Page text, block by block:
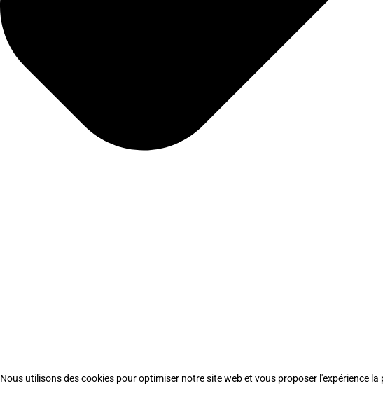
Nous utilisons des cookies pour optimiser notre site web et vous proposer l'expérience